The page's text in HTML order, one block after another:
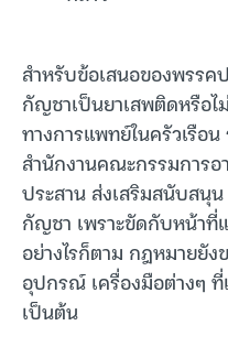
สำหรับข้อเสนอของพรรค
กัญชาเป็นยาเสพติดหรือไ
ทางการแพทย์ในครัวเรือ
สำนักงานคณะกรรมการอ
ประสาน ส่งเสริมสนับสนุ
กัญชา เพราะขัดกับหน้าที่
อย่างไรก็ตาม กฎหมายยั
อุปกรณ์ เครื่องมือต่างๆ
เป็นต้น